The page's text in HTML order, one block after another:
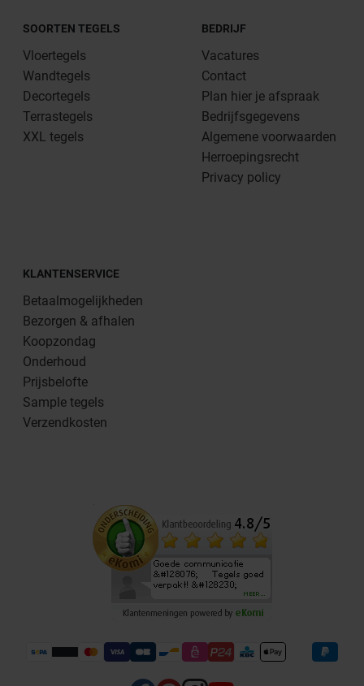
SOORTEN TEGELS
Vloertegels
Wandtegels
Decortegels
Terrastegels
XXL tegels
BEDRIJF
Vacatures
Contact
Plan hier je afspraak
Bedrijfsgegevens
Algemene voorwaarden
Herroepingsrecht
Privacy policy
KLANTENSERVICE
Betaalmogelijkheden
Bezorgen & afhalen
Koopzondag
Onderhoud
Prijsbelofte
Sample tegels
Verzendkosten